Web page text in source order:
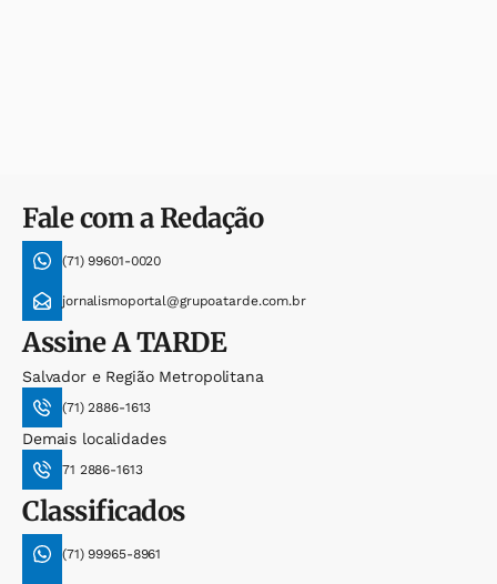
Fale com a Redação
(71) 99601-0020
jornalismoportal@grupoatarde.com.br
AssineA TARDE
Salvador e Região Metropolitana
(71) 2886-1613
Demais localidades
71 2886-1613
Classificados
(71) 99965-8961